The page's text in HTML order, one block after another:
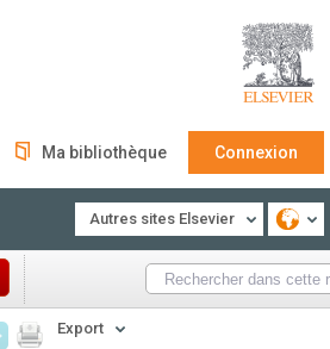
Ma bibliothèque Connexion
Autres sites Elsevier
Export